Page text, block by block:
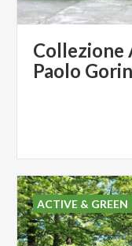
Collezione
Paolo
ACTIVE & GREEN